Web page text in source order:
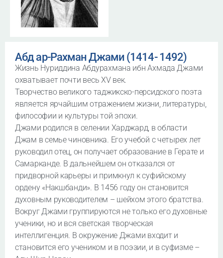
Абд ар-Рахман Джами (1414- 1492)
Жизнь Нуриддина Абдурахмана ибн Ахмада Джами
охватывает почти весь XV век.
Творчество великого таджикско-персидского поэта
является ярчайшим отражением жизни, литературы,
философии и культуры той эпохи.
Джами родился в селении Харджард, в области
Джам в семье чиновника. Его учебой с четырех лет
руководил отец, он получает образование в Герате и
Самарканде. В дальнейшем он отказался от
придворной карьеры и примкнул к суфийскому
ордену «Накшбанди». В 1456 году он становится
духовным руководителем – шейхом этого братства.
Вокруг Джами группируются не только его духовные
ученики, но и вся светская творческая
интеллигенция. В окружение Джами входит и
становится его учеником и в поэзии, и в суфизме –